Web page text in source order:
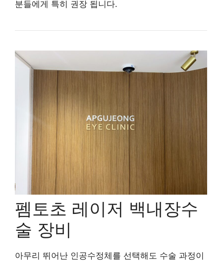
분들에게 특히 권장 됩니다.
펨토초 레이저 백내장수
술 장비
아무리 뛰어난 인공수정체를 선택해도 수술 과정이